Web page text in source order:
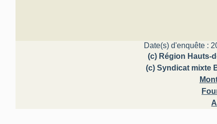
Date(s) d'enquête :
(c) Région Hauts-
(c) Syndicat mixte